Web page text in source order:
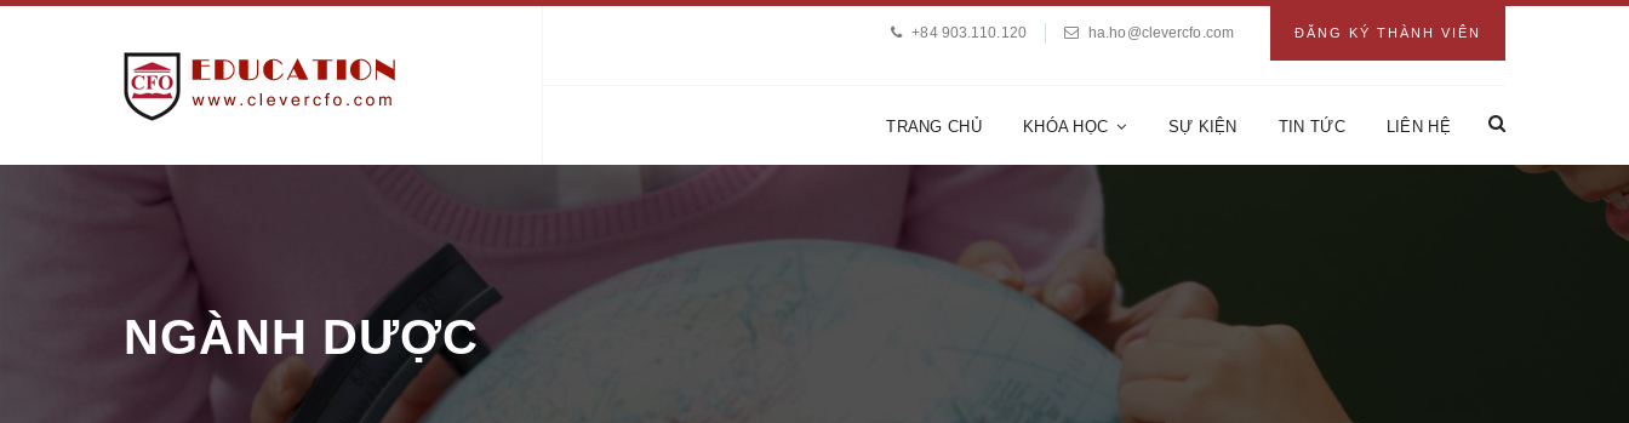
ĐĂNG KÝ THÀNH VIÊN
+84 903.110.120 ha.ho@clevercfo.com
TRANG CHỦ KHÓA HỌC SỰ KIỆN TIN TỨC LIÊN HỆ
NGÀNH DƯỢC